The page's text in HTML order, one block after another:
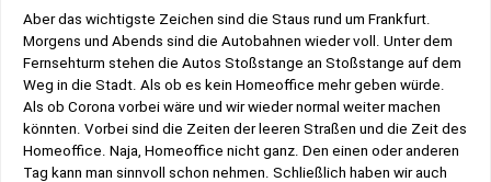
Aber das wichtigste Zeichen sind die Staus rund um Frankfurt.
Morgens und Abends sind die Autobahnen wieder voll. Unter dem
Fernsehturm stehen die Autos Stoßstange an Stoßstange auf dem
Weg in die Stadt. Als ob es kein Homeoffice mehr geben würde.
Als ob Corona vorbei wäre und wir wieder normal weiter machen
könnten. Vorbei sind die Zeiten der leeren Straßen und die Zeit des
Homeoffice. Naja, Homeoffice nicht ganz. Den einen oder anderen
Tag kann man sinnvoll schon nehmen. Schließlich haben wir auch